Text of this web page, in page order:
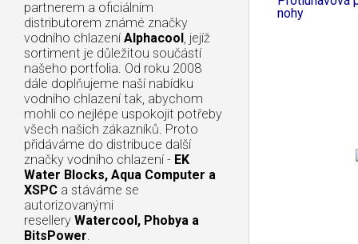
partnerem a oficiálním
distributorem známé značky
vodního chlazení Alphacool, jejíž
sortiment je důležitou součástí
našeho portfolia. Od roku 2008
dále doplňujeme naší nabídku
vodního chlazení tak, abychom
mohli co nejlépe uspokojit potřeby
všech našich zákazníků. Proto
přidáváme do distribuce další
značky vodního chlazení - EK
Water Blocks, Aqua Computer a
XSPC a stáváme se
autorizovanými
resellery Watercool, Phobya a
BitsPower.
nohy